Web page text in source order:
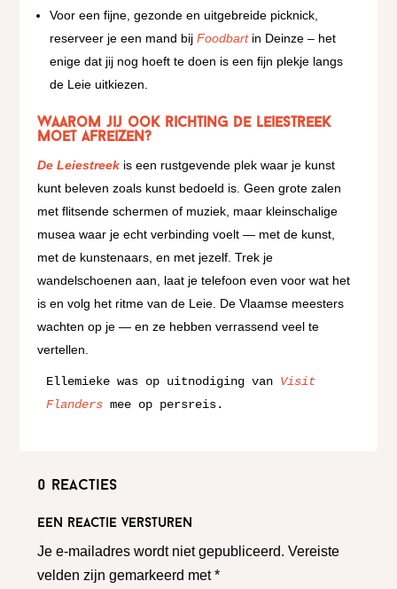
Voor een fijne, gezonde en uitgebreide picknick,
reserveer je een mand bijFoodbartin Deinze – het
enige dat jij nog hoeft te doen is een fijn plekje langs
de Leie uitkiezen.
Waarom jij ook richting de Leiestreek
moet afreizen?
De Leiestreek is een rustgevende plek waar je kunst
kunt beleven zoals kunst bedoeld is. Geen grote zalen
met flitsende schermen of muziek, maar kleinschalige
musea waar je echt verbinding voelt — met de kunst,
met de kunstenaars, en met jezelf. Trek je
wandelschoenen aan, laat je telefoon even voor wat het
is en volg het ritme van de Leie. De Vlaamse meesters
wachten op je — en ze hebben verrassend veel te
vertellen.
Ellemieke was op uitnodiging van Visit
Flanders mee op persreis.
0 reacties
Een reactie versturen
Je e-mailadres wordt niet gepubliceerd. Vereiste
velden zijn gemarkeerd met*